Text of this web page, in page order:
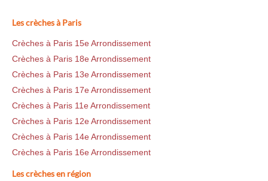
Les crèches à Paris
Crèches à Paris 15e Arrondissement
Crèches à Paris 18e Arrondissement
Crèches à Paris 13e Arrondissement
Crèches à Paris 17e Arrondissement
Crèches à Paris 11e Arrondissement
Crèches à Paris 12e Arrondissement
Crèches à Paris 14e Arrondissement
Crèches à Paris 16e Arrondissement
Les crèches en région